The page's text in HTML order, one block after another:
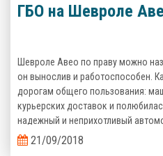
ГБО на Шевроле
Шевроле Авео по праву можно
он вынослив и работоспособен.
дорогам общего пользования:
курьерских доставок и
надежный и неприхотливый
его эксплуатацию еще более
газобаллонного оборудования,
21/09/2018